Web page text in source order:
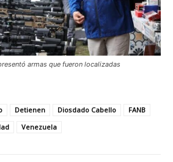
armas que fueron localizadas
Detienen Diosdado Cabello
FANB
Venezuela